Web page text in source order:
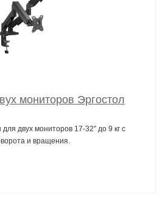
мониторов Эргостол
двух мониторов 17-32″ до 9 кг с
и вращения.